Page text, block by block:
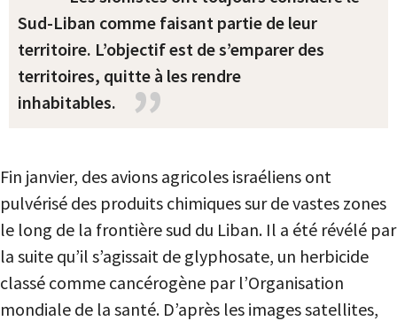
Sud-Liban comme faisant partie de leur
territoire. L’objectif est de s’emparer des
territoires, quitte à les rendre
inhabitables.
Fin janvier, des avions agricoles israéliens ont
pulvérisé des produits chimiques sur de vastes zones
le long de la frontière sud du Liban. Il a été révélé par
la suite qu’il s’agissait de glyphosate, un herbicide
classé comme cancérogène par l’Organisation
mondiale de la santé. D’après les images satellites,